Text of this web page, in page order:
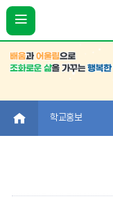
HOME 학교홍보